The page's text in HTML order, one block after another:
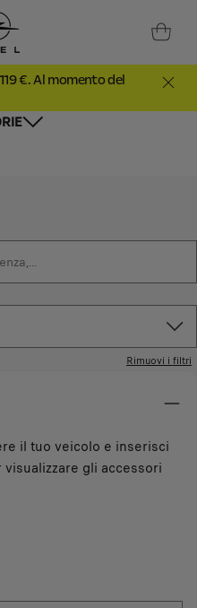
€. Al momento del
Rimuovi i filtri
il tuo veicolo e inserisci
gli accessori